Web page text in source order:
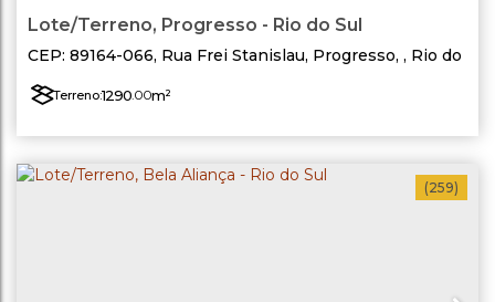
Lote/Terreno, Progresso - Rio do Sul
CEP: 89164-066, Rua Frei Stanislau, Progresso , Rio do
Terreno:1290.00m²
(259)